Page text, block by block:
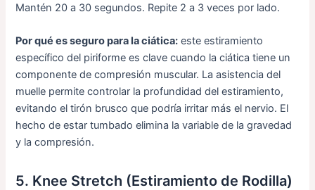
Mantén 20 a 30 segundos. Repite 2 a 3 veces por lado.
Por qué es seguro para la ciática: este estiramiento
específico del piriforme es clave cuando la ciática tiene un
componente de compresión muscular. La asistencia del
muelle permite controlar la profundidad del estiramiento,
evitando el tirón brusco que podría irritar más el nervio. El
hecho de estar tumbado elimina la variable de la gravedad
y la compresión.
5. Knee Stretch (Estiramiento de Rodilla)